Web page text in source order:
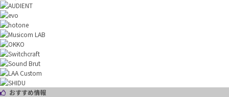
おすすめ情報